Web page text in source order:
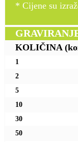
* Cijene su
KOLIČINA
1
2
5
10
30
50